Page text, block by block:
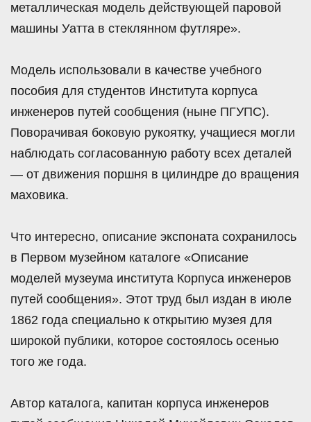
металлическая модель действующей паровой
машины Уатта в стеклянном футляре».
Модель использовали в качестве учебного
пособия для студентов Института корпуса
инженеров путей сообщения (ныне ПГУПС).
Поворачивая боковую рукоятку, учащиеся могли
наблюдать согласованную работу всех деталей
— от движения поршня в цилиндре до вращения
маховика.
Что интересно, описание экспоната сохранилось
в Первом музейном каталоге «Описание
моделей музеума института Корпуса инженеров
путей сообщения». Этот труд был издан в июле
1862 года специально к открытию музея для
широкой публики, которое состоялось осенью
того же года.
Автор каталога, капитан корпуса инженеров